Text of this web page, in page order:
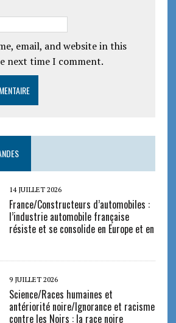
email, and website in this
next time I comment.
14 JUILLET 2026
France/Constructeurs d’automobiles :
l’industrie automobile française
résiste et se consolide en Europe et en
9 JUILLET 2026
Science/Races humaines et
antériorité noire/Ignorance et racisme
contre les Noirs : la race noire